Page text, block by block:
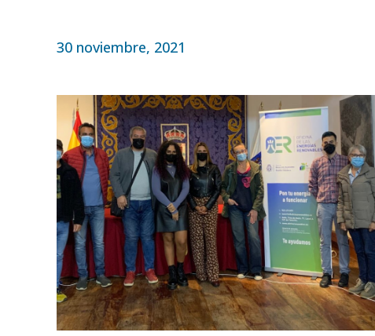
30 noviembre, 2021